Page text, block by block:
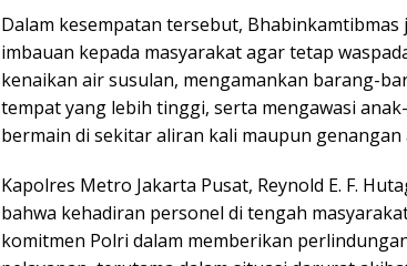
Dalam kesempatan tersebut, Bhabinkamtibmas
imbauan kepada masyarakat agar tetap
kenaikan air susulan, mengamankan barang-
tempat yang lebih tinggi, serta mengawasi
bermain di sekitar aliran kali maupun genangan
Kapolres Metro Jakarta Pusat, Reynold E. F.
bahwa kehadiran personel di tengah
komitmen Polri dalam memberikan